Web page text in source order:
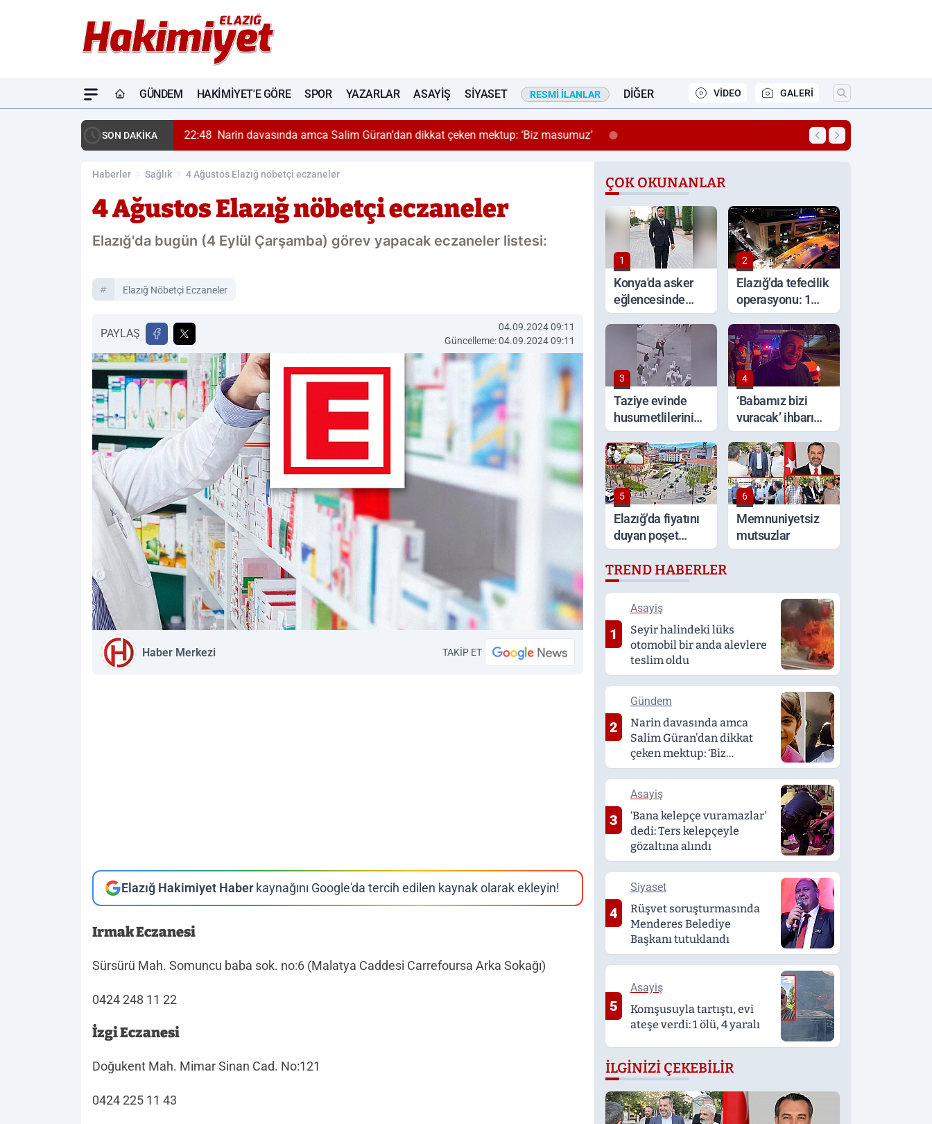
GÜNDEM HAKIMIYET'E GÖRE SPOR YAZARLAR ASAYIŞ SIYASET RESMI İLANLAR DIĞER VİDEO GALERİ
SON DAKİKA 22:48 Narin davasında amca Salim Güran’dan dikkat çeken mektup: ‘Biz masumuz’ 22:01 ‘Bana kelepçe
Haberler Sağlık 4 Ağustos Elazığ nöbetçi eczaneler
4 Ağustos Elazığ nöbetçi eczaneler
Elazığ'da bugün (4 Eylül Çarşamba) görev yapacak eczaneler listesi:
Elazığ Nöbetçi Eczaneler
PAYLAŞ
04.09.2024 09:11
Güncelleme: 04.09.2024 09:11
Haber Merkezi TAKİP ET
Elazığ Hakimiyet Haberkaynağını Google'da tercih edilen kaynak olarak ekleyin!
Irmak Eczanesi
Sürsürü Mah. Somuncu baba sok. no:6 (Malatya Caddesi Carrefoursa Arka Sokağı)
0424 248 11 22
İzgi Eczanesi
Doğukent Mah. Mimar Sinan Cad. No:121
0424 225 11 43
ÇOK OKUNANLAR
1
Konya'da asker
eğlencesinde
bıçakla kavga: 1
2
Elazığ’da tefecilik
operasyonu: 1
Milyar TL'lik
vurgun, 6
tutuklama
3
Taziye evinde
husumetlilerini
tabancayla
kovaladı
4
‘Babamız bizi
vuracak’ ihbarı
ortalığı karıştırdı
5
Elazığ’da fiyatını
duyan poşet
poşet aldı
6
Memnuniyetsiz
mutsuzlar
TREND HABERLER
1
Asayiş
Seyir halindeki lüks
otomobil bir anda alevlere
teslim oldu
2
Gündem
Narin davasında amca
Salim Güran’dan dikkat
çeken mektup: ‘Biz
masumuz’
3
Asayiş
‘Bana kelepçe vuramazlar'
dedi: Ters kelepçeyle
gözaltına alındı
4
Siyaset
Rüşvet soruşturmasında
Menderes Belediye
Başkanı tutuklandı
5
Asayiş
Komşusuyla tartıştı, evi
ateşe verdi: 1 ölü, 4 yaralı
İLGINIZI ÇEKEBILIR